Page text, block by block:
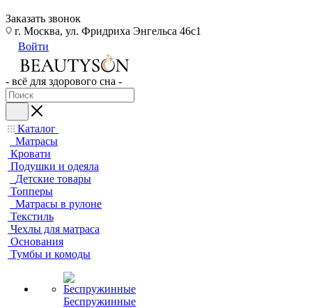
Заказать звонок
г. Москва, ул. Фридриха Энгельса 46с1
Войти
- всё для здорового сна -
Каталог
Матрасы
Кровати
Подушки и одеяла
Детские товары
Топперы
Матрасы в рулоне
Текстиль
Чехлы для матраса
Основания
Тумбы и комоды
Беспружинные